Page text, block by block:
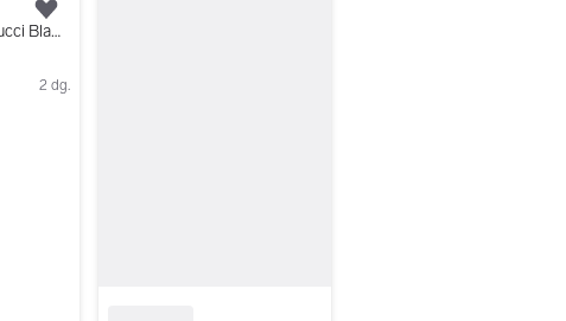
Gucci T-skjorte M Gucci Blade Print oversize strl.
2 dg.